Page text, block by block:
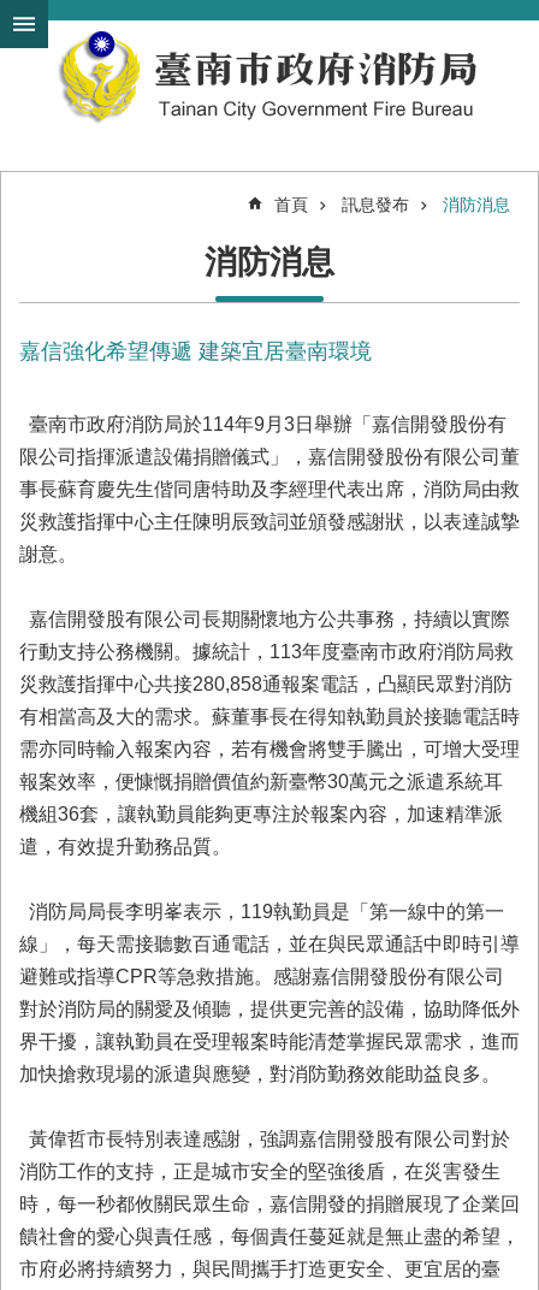
跳到主要內容區塊
搜
尋
進
介
訊
布
便
民
服
務
務/
資
訊
服
務
防
宣
導
力
園
地
接
受
贈
與
開
徵
信
網
站
首頁 訊息發布 消防消息
消防消息
嘉信強化希望傳遞 建築宜居臺南環境
臺南市政府消防局於114年9月3日舉辦「嘉信開發股份有
限公司指揮派遣設備捐贈儀式」，嘉信開發股份有限公司董
事長蘇育慶先生偕同唐特助及李經理代表出席，消防局由救
災救護指揮中心主任陳明辰致詞並頒發感謝狀，以表達誠摯
謝意。
嘉信開發股有限公司長期關懷地方公共事務，持續以實際
行動支持公務機關。據統計，113年度臺南市政府消防局救
災救護指揮中心共接280,858通報案電話，凸顯民眾對消防
有相當高及大的需求。蘇董事長在得知執勤員於接聽電話時
需亦同時輸入報案內容，若有機會將雙手騰出，可增大受理
報案效率，便慷慨捐贈價值約新臺幣30萬元之派遣系統耳
機組36套，讓執勤員能夠更專注於報案內容，加速精準派
遣，有效提升勤務品質。
消防局局長李明峯表示，119執勤員是「第一線中的第一
線」，每天需接聽數百通電話，並在與民眾通話中即時引導
避難或指導CPR等急救措施。感謝嘉信開發股份有限公司
對於消防局的關愛及傾聽，提供更完善的設備，協助降低外
界干擾，讓執勤員在受理報案時能清楚掌握民眾需求，進而
加快搶救現場的派遣與應變，對消防勤務效能助益良多。
黃偉哲市長特別表達感謝，強調嘉信開發股有限公司對於
消防工作的支持，正是城市安全的堅強後盾，在災害發生
時，每一秒都攸關民眾生命，嘉信開發的捐贈展現了企業回
饋社會的愛心與責任感，每個責任蔓延就是無止盡的希望，
市府必將持續努力，與民間攜手打造更安全、更宜居的臺